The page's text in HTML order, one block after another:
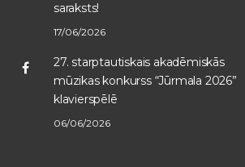
saraksts!
17/06/2026
27. starptautiskais akadēmiskās
mūzikas konkurss “Jūrmala 2026”
klavierspēlē
06/06/2026